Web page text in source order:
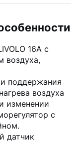
16А с
воздуха,
поддержания
воздуха
изменении
с
датчик